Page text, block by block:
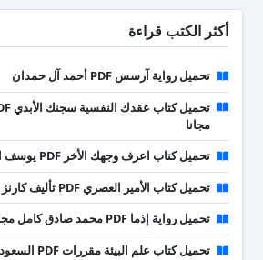
أكثر الكتب قراءة
تحميل رواية آرسس PDF أحمد آل حمدان
مجانا
تحميل كتاب اعرف وجهك الأخر PDF يوسف الحسني
تحميل كتاب الأمير العصري PDF تأليف كارنز لورد كامل مجانا
تحميل رواية إذما PDF محمد صادق كامل مجانا
تحميل كتاب علم البيئة مقررات PDF السعودية 1443